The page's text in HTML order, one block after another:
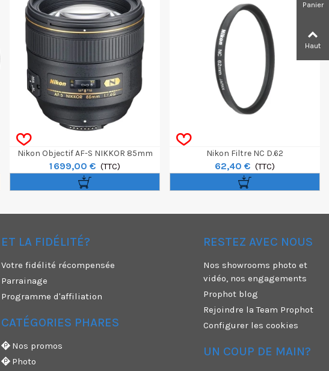
Nikon Objectif AF-S NIKKOR 85mm
F/1.4G
1 699,00 € (TTC)
Nikon Filtre NC D.62
62,40 € (TTC)
ET LA FIDÉLITÉ?
Votre fidélité récompensée
Parrainage
Programme d'affiliation
CATÉGORIES PHARES
Nos promos
Photo
RESTEZ AVEC NOUS
Nos showrooms photo et
vidéo, nos engagements
Prophot blog
Rejoindre la Team Prophot
Configurer les cookies
UN COUP DE MAIN?
Panier
Haut